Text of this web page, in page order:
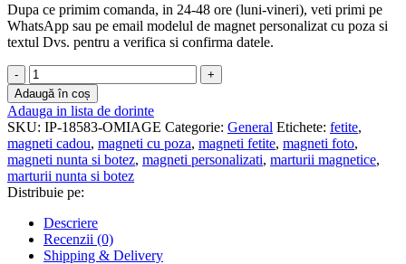
Dupa ce primim comanda, in 24-48 ore (luni-vineri), veti primi pe
WhatsApp sau pe email modelul de magnet personalizat cu poza si
textul Dvs. pentru a verifica si confirma datele.
Cantitate
Marturii
magnetice
nunta
si
botez
-
MNV-
029
Adaugă în coș
Adauga in lista de dorinte
SKU: IP-18583-OMIAGE Categorie: General Etichete: fetite,
magneti cadou, magneti cu poza, magneti fetite, magneti foto,
magneti nunta si botez, magneti personalizati, marturii magnetice,
marturii nunta si botez
Distribuie pe:
Descriere
Recenzii (0)
Shipping & Delivery